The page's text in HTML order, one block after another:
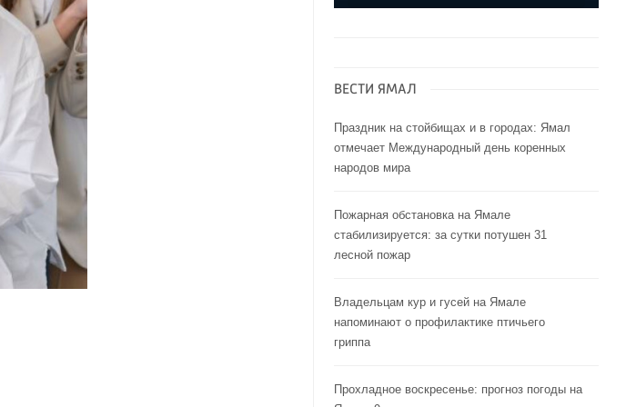
ВЕСТИ ЯМАЛ
Праздник на стойбищах и в городах: Ямал
отмечает Международный день коренных
народов мира
Пожарная обстановка на Ямале
стабилизируется: за сутки потушен 31
лесной пожар
Владельцам кур и гусей на Ямале
напоминают o профилактике птичьего
гриппа
Прохладное воскресенье: прогноз погоды на